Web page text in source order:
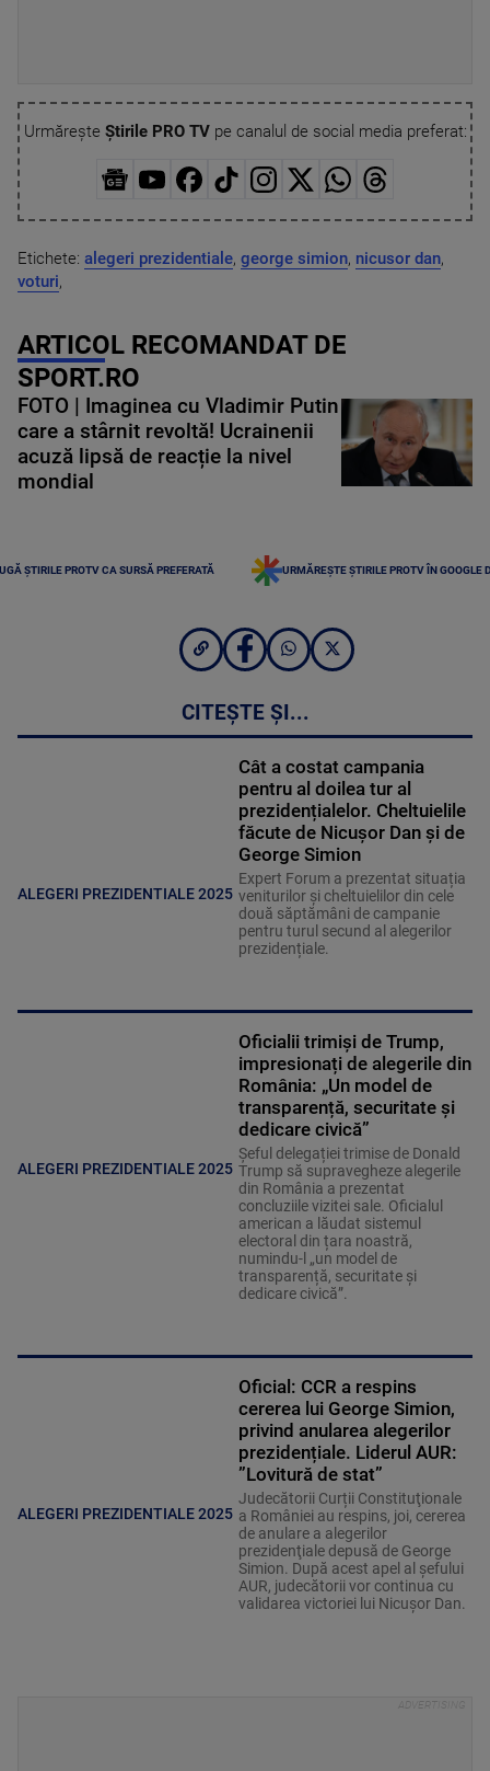
Urmărește Știrile PRO TVpe canalul de social media preferat:
Etichete: alegeri prezidentiale, george simion, nicusor dan,
voturi,
ARTICOL RECOMANDAT DE
SPORT.RO
FOTO | Imaginea cu Vladimir Putin
care a stârnit revoltă! Ucrainenii
acuză lipsă de reacție la nivel
mondial
ȘTIRILE PROTV CA SURSĂ PREFERATĂ URMĂREȘTE ȘTIRILE PROTV ÎN GOOGLE
CITEȘTE ȘI...
ALEGERI PREZIDENTIALE 2025
Cât a costat campania
pentru al doilea tur al
prezidențialelor. Cheltuielile
făcute de Nicușor Dan și de
George Simion
Expert Forum a prezentat situația
veniturilor și cheltuielilor din cele
două săptămâni de campanie
pentru turul secund al alegerilor
prezidențiale.
ALEGERI PREZIDENTIALE 2025
Oficialii trimiși de Trump,
impresionați de alegerile din
România: „Un model de
transparență, securitate și
dedicare civică”
Șeful delegației trimise de Donald
Trump să supravegheze alegerile
din România a prezentat
concluziile vizitei sale. Oficialul
american a lăudat sistemul
electoral din țara noastră,
numindu-l „un model de
transparență, securitate și
dedicare civică”.
ALEGERI PREZIDENTIALE 2025
Oficial: CCR a respins
cererea lui George Simion,
privind anularea alegerilor
prezidențiale. Liderul AUR:
”Lovitură de stat”
Judecătorii Curții Constituţionale
a României au respins, joi, cererea
de anulare a alegerilor
prezidenţiale depusă de George
Simion. După acest apel al șefului
AUR, judecătorii vor continua cu
validarea victoriei lui Nicușor Dan.